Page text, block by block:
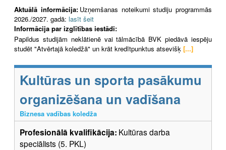
Aktuālā informācija: Uzņemšanas noteikumi studiju programmās
2026./2027. gadā: lasīt šeit
Informācija par izglītības iestādi:
Papildus studijām neklātienē vai tālmācībā BVK piedāvā iespēju
studēt "Atvērtajā koledžā" un krāt kredītpunktus atsevišķ [...]
Kultūras un sporta pasākumu
organizēšana un vadīšana
Biznesa vadības koledža
Profesionālā kvalifikācija: Kultūras darba
speciālists (5. PKL)